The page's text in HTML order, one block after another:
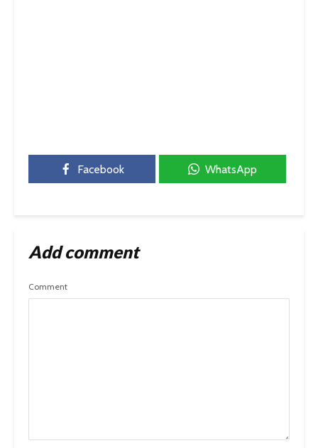
Facebook WhatsApp
Add comment
Comment